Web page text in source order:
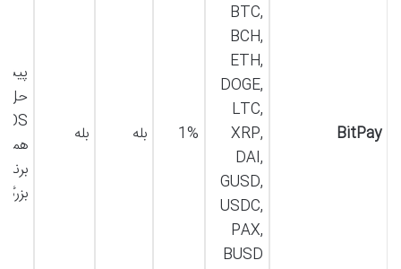
BitPay
BTC,
BCH,
ETH,
DOGE,
LTC,
XRP,
DAI,
GUSD,
USDC,
PAX,
BUSD
1% بله بله
حل
بزرگ